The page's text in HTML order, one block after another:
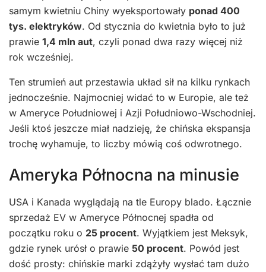
samym kwietniu Chiny wyeksportowały ponad 400
tys. elektryków. Od stycznia do kwietnia było to już
prawie 1,4 mln aut, czyli ponad dwa razy więcej niż
rok wcześniej.
Ten strumień aut przestawia układ sił na kilku rynkach
jednocześnie. Najmocniej widać to w Europie, ale też
w Ameryce Południowej i Azji Południowo-Wschodniej.
Jeśli ktoś jeszcze miał nadzieję, że chińska ekspansja
trochę wyhamuje, to liczby mówią coś odwrotnego.
Ameryka Północna na minusie
USA i Kanada wyglądają na tle Europy blado. Łącznie
sprzedaż EV w Ameryce Północnej spadła od
początku roku o 25 procent. Wyjątkiem jest Meksyk,
gdzie rynek urósł o prawie 50 procent. Powód jest
dość prosty: chińskie marki zdążyły wysłać tam dużo